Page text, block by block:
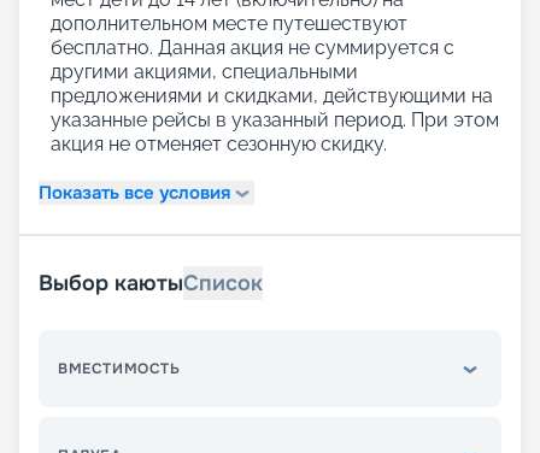
дополнительном месте путешествуют
бесплатно. Данная акция не суммируется с
другими акциями, специальными
предложениями и скидками, действующими на
указанные рейсы в указанный период. При этом
акция не отменяет сезонную скидку.
Показать все условия
Выбор каютыСписок
ВМЕСТИМОСТЬ